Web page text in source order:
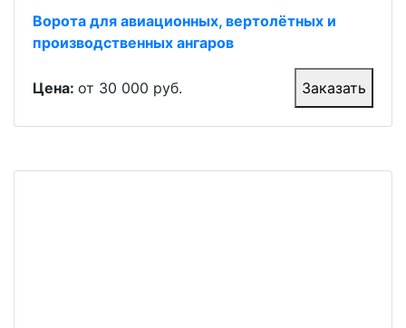
Ворота для авиационных, вертолётных и
производственных ангаров
Цена: от 30 000 руб. Заказать